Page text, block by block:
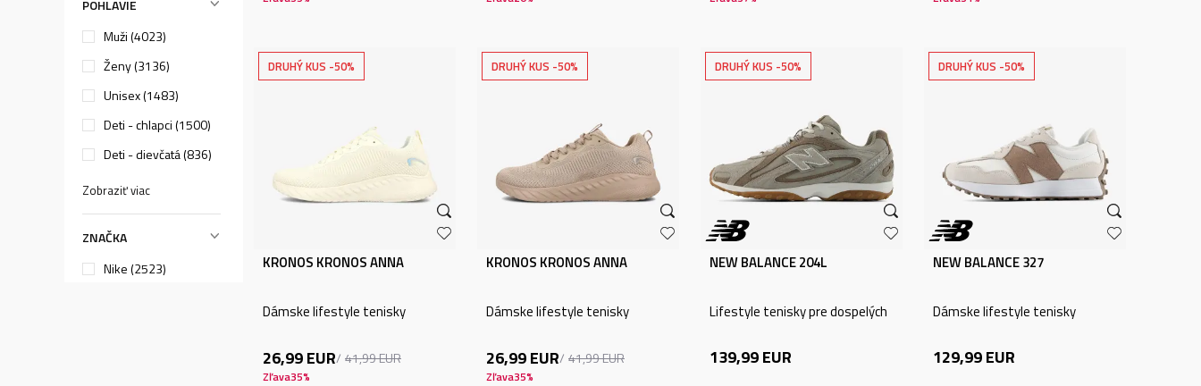
POHLAVIE
Muži (4023)
Ženy (3136)
Unisex (1483)
Deti - chlapci (1500)
Deti - dievčatá (836)
Zobraziť viac
ZNAČKA
Nike (2523)
DRUHÝ KUS -50%
KRONOS KRONOS ANNA
Dámske lifestyle tenisky
26,99EUR 41,99EUR
Zľava35%
DRUHÝ KUS -50%
KRONOS KRONOS ANNA
Dámske lifestyle tenisky
26,99EUR 41,99EUR
Zľava35%
DRUHÝ KUS -50%
NEW BALANCE 204L
Lifestyle tenisky pre dospelých
139,99EUR
DRUHÝ KUS -50%
NEW BALANCE 327
Dámske lifestyle tenisky
129,99EUR